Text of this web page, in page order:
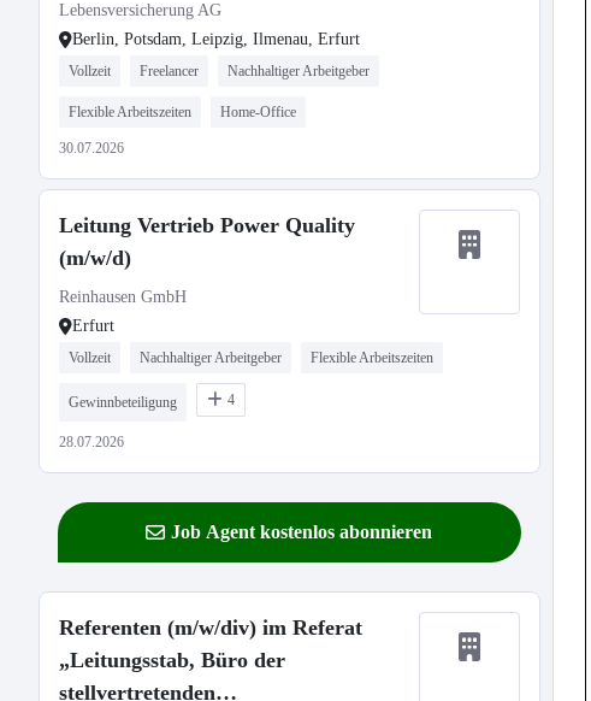
Lebensversicherung AG
Berlin, Potsdam, Leipzig, Ilmenau, Erfurt
Vollzeit Freelancer Nachhaltiger Arbeitgeber
Flexible Arbeitszeiten Home-Office
30.07.2026
Leitung Vertrieb Power Quality
(m/w/d)
Reinhausen GmbH
Erfurt
Vollzeit Nachhaltiger Arbeitgeber Flexible Arbeitszeiten
Gewinnbeteiligung 4
28.07.2026
Job Agent kostenlos abonnieren
Referenten (m/w/div) im Referat
„Leitungsstab, Büro der
stellvertretenden